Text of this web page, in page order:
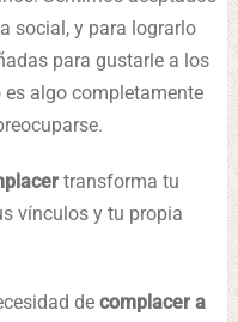
social, y para lograrlo
para gustarle a los
algo completamente
transforma tu
vínculos y tu propia
de complacer a